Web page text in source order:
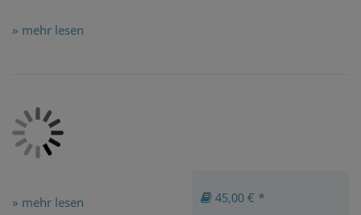
» mehr lesen
» mehr lesen 45,00 € *